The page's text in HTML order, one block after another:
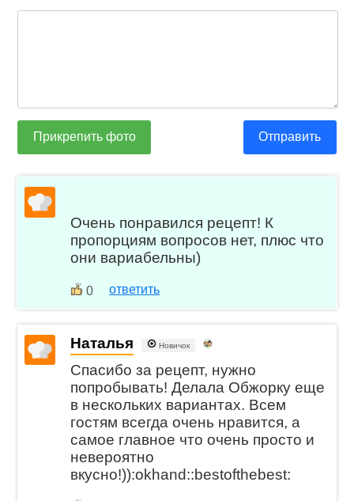
Прикрепить фото Отправить
Очень понравился рецепт! К
пропорциям вопросов нет, плюс что
они вариабельны)
0 ответить
Наталья Новичок
Спасибо за рецепт, нужно
попробывать! Делала Обжорку еще
в нескольких вариантах. Всем
гостям всегда очень нравится, а
самое главное что очень просто и
невероятно
вкусно!)):okhand::bestofthebest: